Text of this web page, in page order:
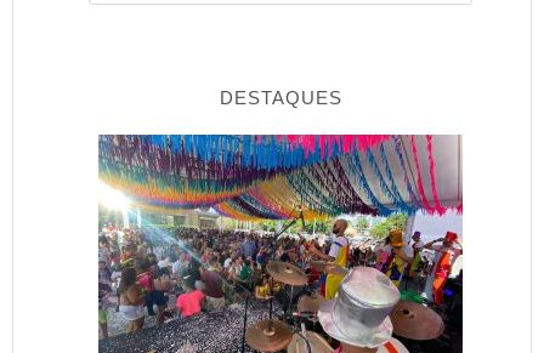
DESTAQUES